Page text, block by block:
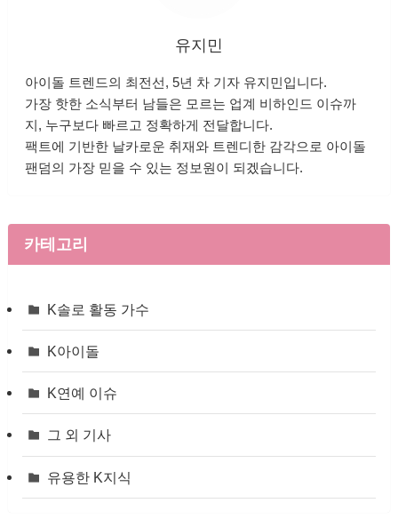
유지민
아이돌 트렌드의 최전선, 5년 차 기자 유지민입니다.
가장 핫한 소식부터 남들은 모르는 업계 비하인드 이슈까
지, 누구보다 빠르고 정확하게 전달합니다.
팩트에 기반한 날카로운 취재와 트렌디한 감각으로 아이돌
팬덤의 가장 믿을 수 있는 정보원이 되겠습니다.
카테고리
K솔로 활동 가수
K아이돌
K연예 이슈
그 외 기사
유용한 K지식